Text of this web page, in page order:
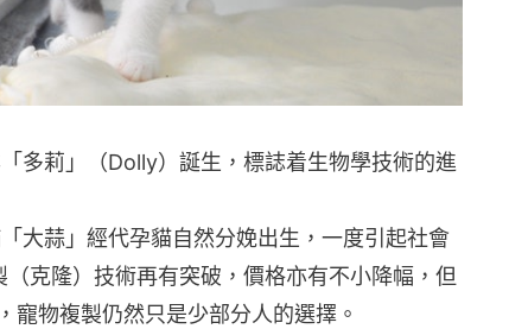
多莉」（Dolly）誕生，標誌着生物學技術的進
大蒜」經代孕貓自然分娩出生，一度引起社會
克隆）技術再有突破，價格亦有不小降幅，但
寵物複製仍然只是少部分人的選擇。